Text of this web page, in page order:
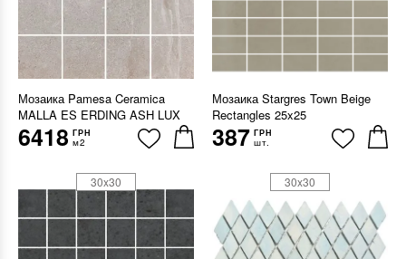
Мозаика Pamesa Ceramica
MALLA ES ERDING ASH LUX
6418 ГРН
м2
Мозаика Stargres Town Beige
Rectangles 25x25
387 ГРН
шт.
30x30 30x30